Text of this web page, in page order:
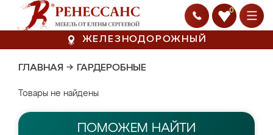
0
ЖЕЛЕЗНОДОРОЖНЫЙ
ГЛАВНАЯ → ГАРДЕРОБНЫЕ
Товары не найдены
ПОМОЖЕМ НАЙТИ